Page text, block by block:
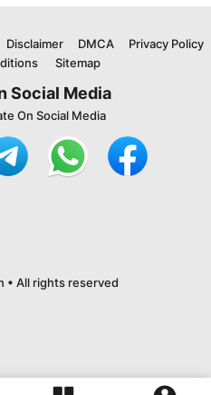
Disclaimer DMCA
Privacy Policy
Sitemap
Social Media
On Social Media
• All rights reserved